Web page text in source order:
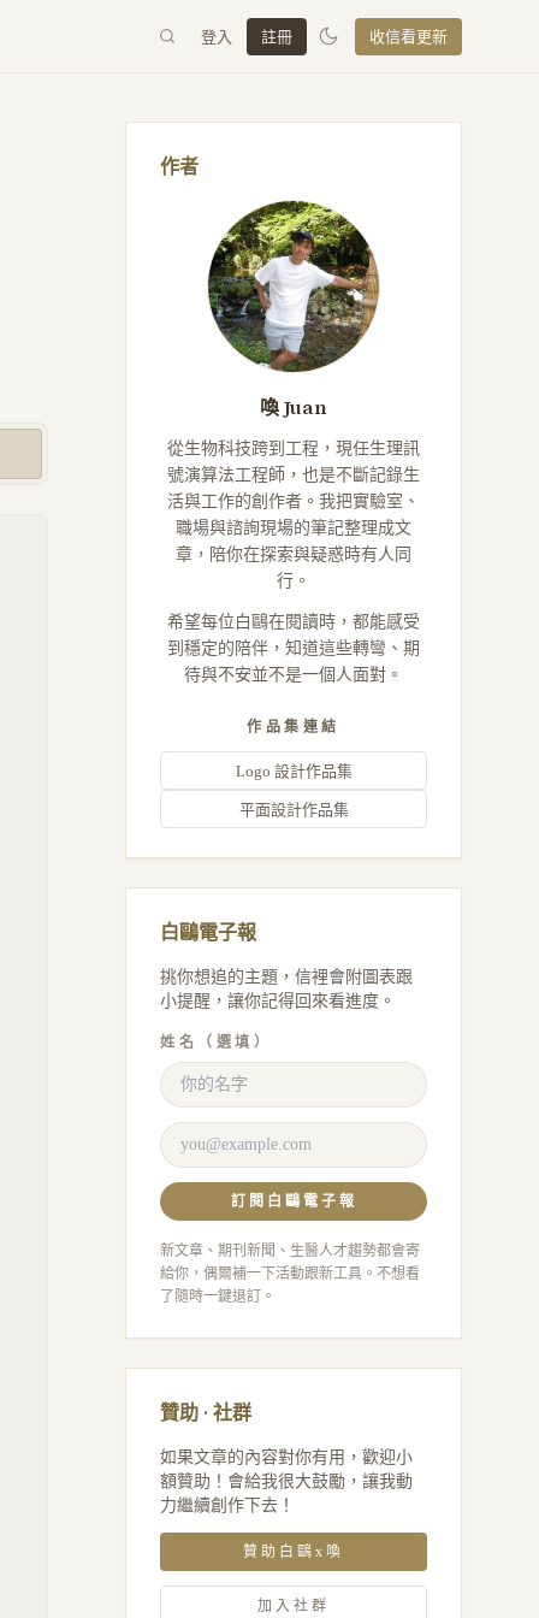
登入 註冊 收信看更新
作者
喚 Juan
從生物科技跨到工程，現任生理訊
號演算法工程師，也是不斷記錄生
活與工作的創作者。我把實驗室、
職場與諮詢現場的筆記整理成文
章，陪你在探索與疑惑時有人同
行。
希望每位白鷗在閱讀時，都能感受
到穩定的陪伴，知道這些轉彎、期
待與不安並不是一個人面對。
作品集連結
Logo 設計作品集
平面設計作品集
白鷗電子報
挑你想追的主題，信裡會附圖表跟
小提醒，讓你記得回來看進度。
姓名（選填）
訂閱白鷗電子報
新文章、期刊新聞、生醫人才趨勢都會寄
給你，偶爾補一下活動跟新工具。不想看
了隨時一鍵退訂。
贊助 · 社群
如果文章的內容對你有用，歡迎小
額贊助！會給我很大鼓勵，讓我動
力繼續創作下去！
贊助白鷗x喚
加入社群